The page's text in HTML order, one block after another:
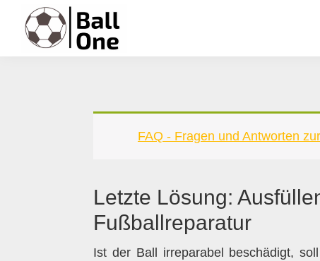
Hauptnavigation
springen
Inhalt
springen
Seitenspalte
springen
Fußzeile
springen
FAQ - Fragen und Antworten
Letzte Lösung:
Fußballreparatur
Ist der Ball irreparabel beschädigt,